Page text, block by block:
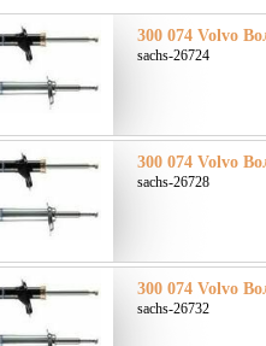
300 074 Volvo
sachs-26724
300 074 Volvo
sachs-26728
300 074 Volvo
sachs-26732